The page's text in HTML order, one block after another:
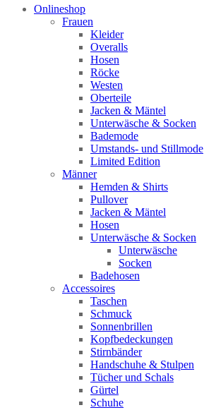
Onlineshop
Frauen
Kleider
Overalls
Hosen
Röcke
Westen
Oberteile
Jacken & Mäntel
Unterwäsche & Socken
Bademode
Umstands- und Stillmode
Limited Edition
Männer
Hemden & Shirts
Pullover
Jacken & Mäntel
Hosen
Unterwäsche & Socken
Unterwäsche
Socken
Badehosen
Accessoires
Taschen
Schmuck
Sonnenbrillen
Kopfbedeckungen
Stirnbänder
Handschuhe & Stulpen
Tücher und Schals
Gürtel
Schuhe